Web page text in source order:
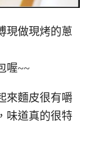
現做現烤的蔥
喔~~
來麵皮很有嚼
味道真的很特